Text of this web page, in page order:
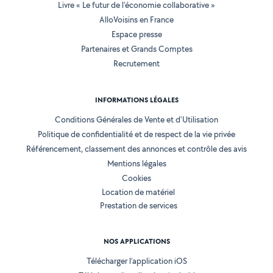
Livre « Le futur de l'économie collaborative »
AlloVoisins en France
Espace presse
Partenaires et Grands Comptes
Recrutement
INFORMATIONS LÉGALES
Conditions Générales de Vente et d'Utilisation
Politique de confidentialité et de respect de la vie privée
Référencement, classement des annonces et contrôle des avis
Mentions légales
Cookies
Location de matériel
Prestation de services
NOS APPLICATIONS
Télécharger l’application iOS